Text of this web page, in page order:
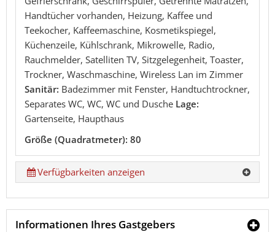
Handtücher vorhanden, Heizung, Kaffee und
Teekocher, Kaffeemaschine, Kosmetikspiegel,
Küchenzeile, Kühlschrank, Mikrowelle, Radio,
Rauchmelder, Satelliten TV, Sitzgelegenheit, Toaster,
Trockner, Waschmaschine, Wireless Lan im Zimmer
Sanitär: Badezimmer mit Fenster, Handtuchtrockner,
Separates WC, WC, WC und Dusche Lage:
Gartenseite, Haupthaus
Größe (Quadratmeter): 80
Verfügbarkeiten anzeigen
Informationen Ihres Gastgebers